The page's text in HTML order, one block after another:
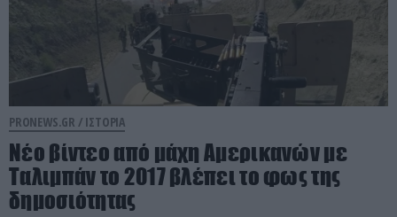
PRONEWS.GR / ΙΣΤΟΡΙΑ
Νέο βίντεο από μάχη Αμερικανών με
Ταλιμπάν το 2017 βλέπει το φως της
δημοσιότητας